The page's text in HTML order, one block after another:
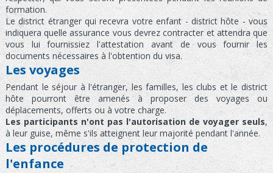
formation.
Le district étranger qui recevra votre enfant - district hôte - vous
indiquera quelle assurance vous devrez contracter et attendra que
vous lui fournissiez l'attestation avant de vous fournir les
documents nécessaires à l'obtention du visa.
Les voyages
Pendant le séjour à l'étranger, les familles, les clubs et le district
hôte pourront être amenés à proposer des voyages ou
déplacements, offerts ou à votre charge.
Les participants n'ont pas l'autorisation de voyager seuls,
à leur guise, même s'ils atteignent leur majorité pendant l'année.
Les procédures de protection de
l'enfance